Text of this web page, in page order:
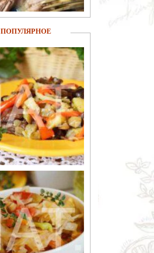
ПОПУЛЯРНОЕ